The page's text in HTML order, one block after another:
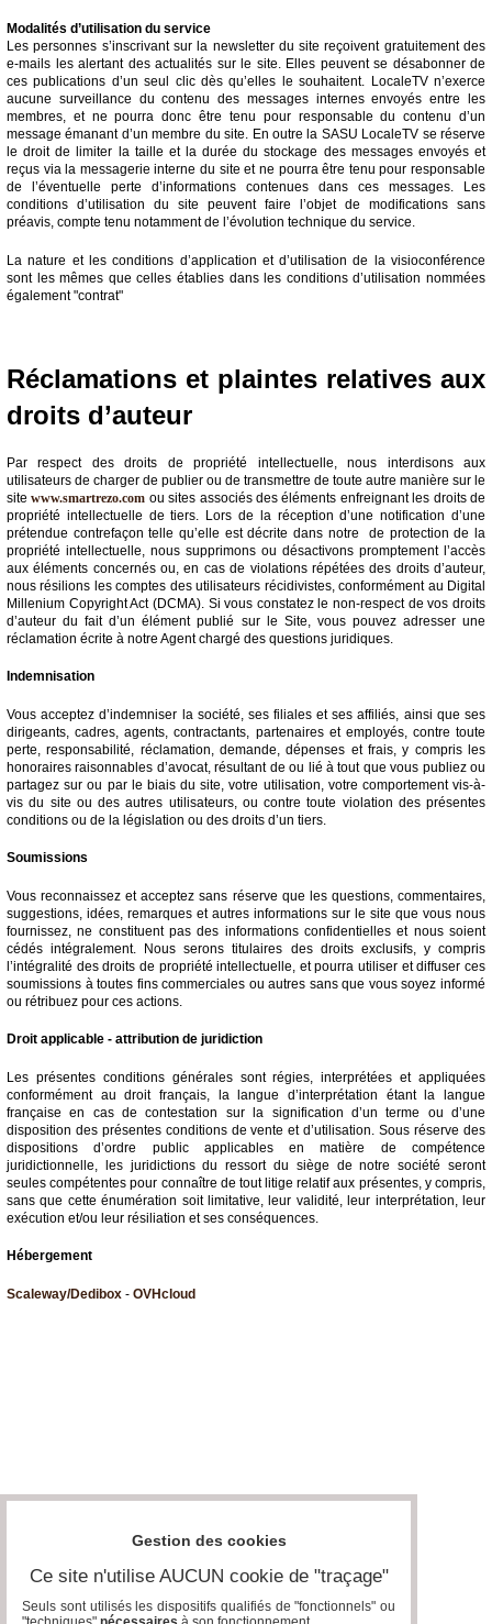
Modalités d’utilisation du service
Les personnes s’inscrivant sur la newsletter du site reçoivent gratuitement des
e-mails les alertant des actualités sur le site. Elles peuvent se désabonner de
ces publications d’un seul clic dès qu’elles le souhaitent. LocaleTV n’exerce
aucune surveillance du contenu des messages internes envoyés entre les
membres, et ne pourra donc être tenu pour responsable du contenu d’un
message émanant d’un membre du site. En outre la SASU LocaleTV se réserve
le droit de limiter la taille et la durée du stockage des messages envoyés et
reçus via la messagerie interne du site et ne pourra être tenu pour responsable
de l’éventuelle perte d’informations contenues dans ces messages. Les
conditions d’utilisation du site peuvent faire l’objet de modifications sans
préavis, compte tenu notamment de l’évolution technique du service.
La nature et les conditions d’application et d’utilisation de la visioconférence
sont les mêmes que celles établies dans les conditions d’utilisation nommées
également "contrat"
Réclamations et plaintes relatives aux
droits d’auteur
Par respect des droits de propriété intellectuelle, nous interdisons aux
utilisateurs de charger de publier ou de transmettre de toute autre manière sur le
sitewww.smartrezo.com ou sites associés des éléments enfreignant les droits de
propriété intellectuelle de tiers. Lors de la réception d’une notification d’une
prétendue contrefaçon telle qu’elle est décrite dans notre de protection de la
propriété intellectuelle, nous supprimons ou désactivons promptement l’accès
aux éléments concernés ou, en cas de violations répétées des droits d’auteur,
nous résilions les comptes des utilisateurs récidivistes, conformément au Digital
Millenium Copyright Act (DCMA). Si vous constatez le non-respect de vos droits
d’auteur du fait d’un élément publié sur le Site, vous pouvez adresser une
réclamation écrite à notre Agent chargé des questions juridiques.
Indemnisation
Vous acceptez d’indemniser la société, ses filiales et ses affiliés, ainsi que ses
dirigeants, cadres, agents, contractants, partenaires et employés, contre toute
perte, responsabilité, réclamation, demande, dépenses et frais, y compris les
honoraires raisonnables d’avocat, résultant de ou lié à tout que vous publiez ou
partagez sur ou par le biais du site, votre utilisation, votre comportement vis-à-
vis du site ou des autres utilisateurs, ou contre toute violation des présentes
conditions ou de la législation ou des droits d’un tiers.
Soumissions
Vous reconnaissez et acceptez sans réserve que les questions, commentaires,
suggestions, idées, remarques et autres informations sur le site que vous nous
fournissez, ne constituent pas des informations confidentielles et nous soient
cédés intégralement. Nous serons titulaires des droits exclusifs, y compris
l’intégralité des droits de propriété intellectuelle, et pourra utiliser et diffuser ces
soumissions à toutes fins commerciales ou autres sans que vous soyez informé
ou rétribuez pour ces actions.
Droit applicable - attribution de juridiction
Les présentes conditions générales sont régies, interprétées et appliquées
conformément au droit français, la langue d’interprétation étant la langue
française en cas de contestation sur la signification d’un terme ou d’une
disposition des présentes conditions de vente et d’utilisation. Sous réserve des
dispositions d’ordre public applicables en matière de compétence
juridictionnelle, les juridictions du ressort du siège de notre société seront
seules compétentes pour connaître de tout litige relatif aux présentes, y compris,
sans que cette énumération soit limitative, leur validité, leur interprétation, leur
exécution et/ou leur résiliation et ses conséquences.
Hébergement
Scaleway/Dedibox - OVHcloud
Gestion des cookies
Ce site n'utilise AUCUN cookie de "traçage"
Seuls sont utilisés les dispositifs qualifiés de "fonctionnels" ou